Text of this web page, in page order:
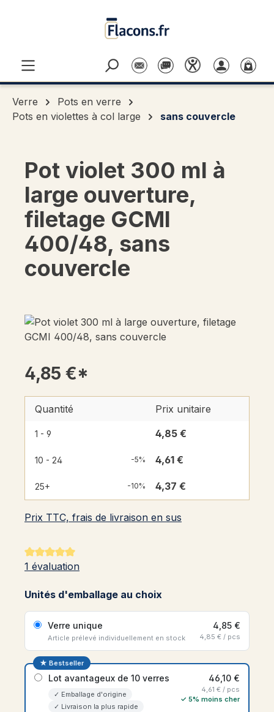
Verre
Pots en verre
Pots en violettes à col large
sans couvercle
Pot violet 300 ml à
large ouverture,
filetage GCMI
400/48, sans
couvercle
4,85 €*
Quantité Prix unitaire
1 - 9 4,85 €
10 - 24 -5% 4,61 €
25+ -10% 4,37 €
Prix TTC, frais de livraison en sus
Note moyenne de 5 sur 5 étoiles
1 évaluation
Unités d'emballage au choix
Verre unique
Article prélevé individuellement en stock
4,85 €
4,85 € / pcs
★ Bestseller
Lot avantageux de 10 verres
✓ Emballage d'origine
✓ Livraison la plus rapide
46,10 €
4,61 € / pcs
✓ 5% moins cher